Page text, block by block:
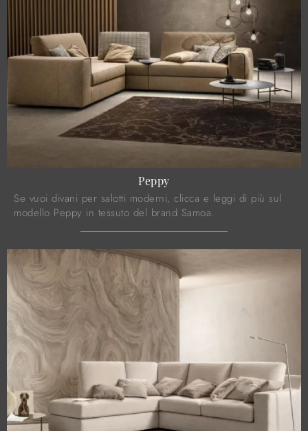
Peppy
Se vuoi divani per salotti moderni, clicca e leggi di più sul
modello Peppy in tessuto del brand Samoa.